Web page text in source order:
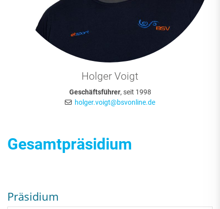
Holger Voigt
Geschäftsführer, seit 1998
holger.voigt@bsvonline.de
Gesamtpräsidium